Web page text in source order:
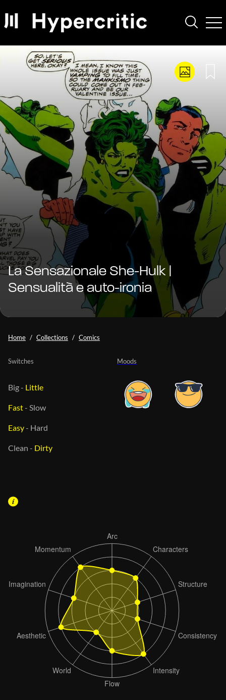
La Sensazionale She-Hulk |
Sensualità e auto-ironia
Home Collections Comics
Moods
Switches
Big- Little
Fast- Slow
Easy- Hard
Clean - Dirty